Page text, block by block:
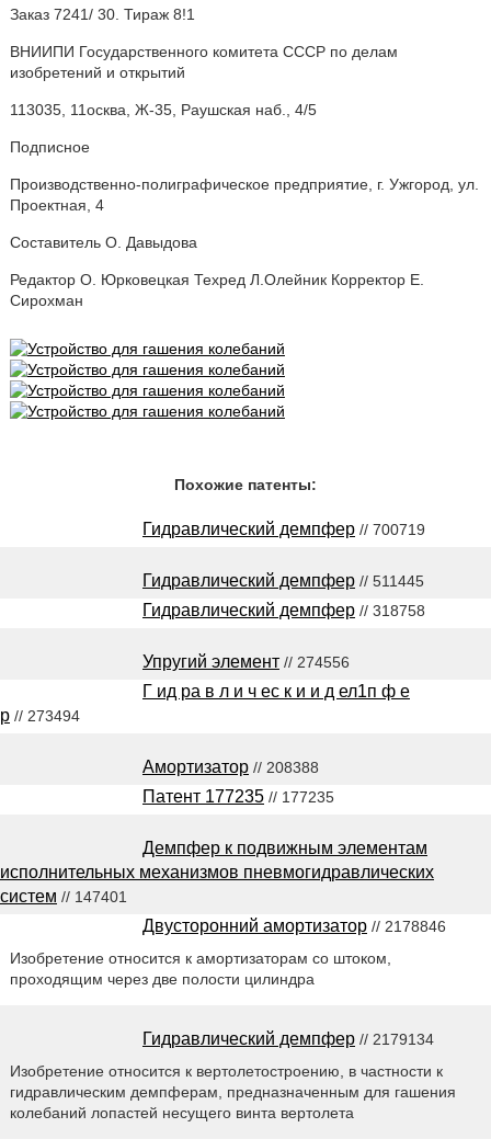
Заказ 7241/ 30. Тираж 8!1
ВНИИПИ Государственного комитета СССР по делам
изобретений и открытий
113035, 11осква, Ж-35, Раушская наб., 4/5
Подписное
Производственно-полиграфическое предприятие, г. Ужгород, ул.
Проектная, 4
Составитель О. Давыдова
Редактор О. Юрковецкая Техред Л.Олейник Корректор Е.
Сирохман
Похожие патенты:
Гидравлический демпфер // 700719
Гидравлический демпфер // 511445
Гидравлический демпфер // 318758
Упругий элемент // 274556
Г ид ра в л и ч ес к и и д ел1п ф е
р // 273494
Амортизатор // 208388
Патент 177235 // 177235
Демпфер к подвижным элементам
исполнительных механизмов пневмогидравлических
систем // 147401
Двусторонний амортизатор // 2178846
Изобретение относится к амортизаторам со штоком,
проходящим через две полости цилиндра
Гидравлический демпфер // 2179134
Изобретение относится к вертолетостроению, в частности к
гидравлическим демпферам, предназначенным для гашения
колебаний лопастей несущего винта вертолета